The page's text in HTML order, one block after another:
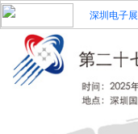
深圳电子展